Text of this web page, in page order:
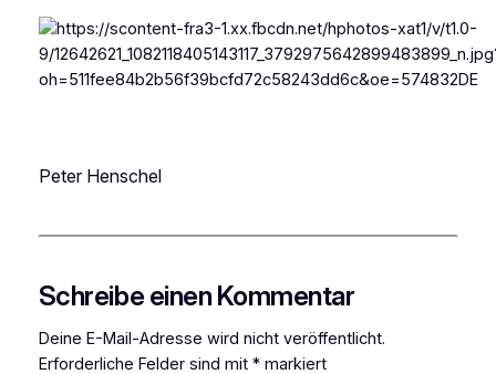
Peter Henschel
Schreibe einen Kommentar
Deine E-Mail-Adresse wird nicht veröffentlicht.
Erforderliche Felder sind mit *markiert